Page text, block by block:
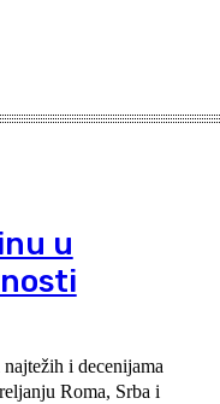
u
i decenijama
Roma, Srba i